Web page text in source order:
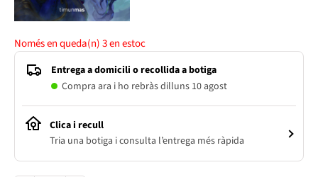
Només en queda(n)3en estoc
Entrega a domicili o recollida a botiga
Compra ara i ho rebràs dilluns 10 agost
Clica i recull
Tria una botiga i consulta l’entrega més ràpida